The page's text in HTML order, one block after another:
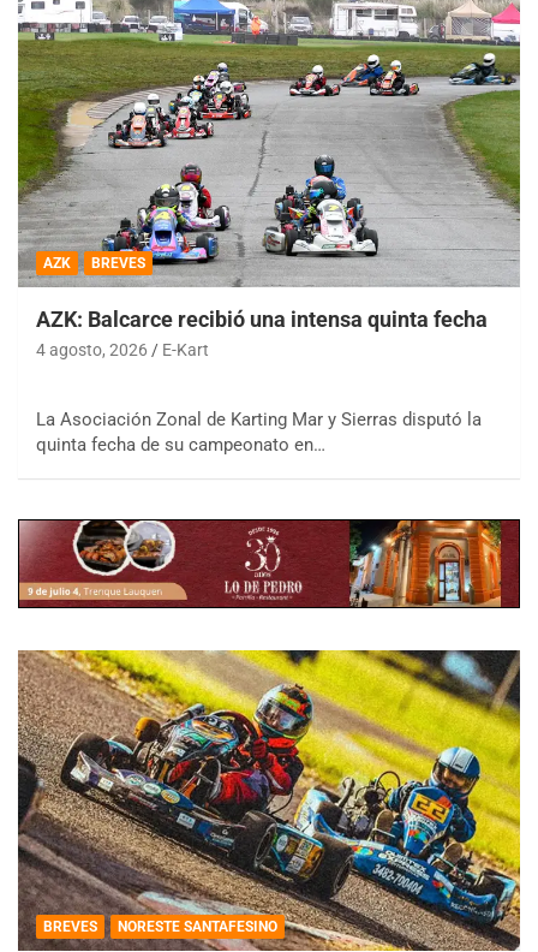
AZK BREVES
AZK: Balcarce recibió una intensa quinta fecha
4 agosto, 2026 E-Kart
La Asociación Zonal de Karting Mar y Sierras disputó la
quinta fecha de su campeonato en…
BREVES NORESTE SANTAFESINO